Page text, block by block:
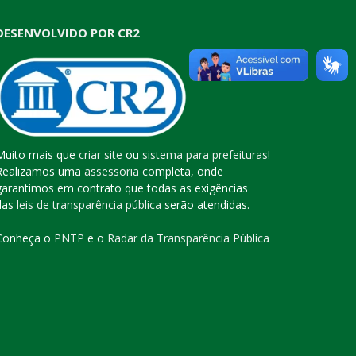
POR CR2
mais que criar site ou sistema para prefeituras!
uma assessoria completa, onde
em contrato que todas as exigências
leis de transparência pública serão atendidas.
o PNTP e o Radar da Transparência Pública